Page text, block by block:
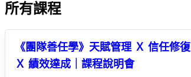
所有課程
《團隊善任學》天賦管理 Ｘ 信任修復
Ｘ 績效達成｜課程說明會